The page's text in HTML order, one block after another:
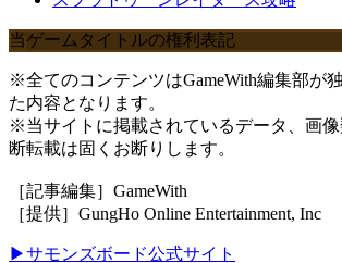
当ゲームタイトルの権利表記
※全てのコンテンツはGameWith編集部が
た内容となります。
※当サイトに掲載されているデータ、画
断転載は固くお断りします。
［記事編集］GameWith
［提供］GungHo Online Entertainment, Inc
▶サモンズボード公式サイト